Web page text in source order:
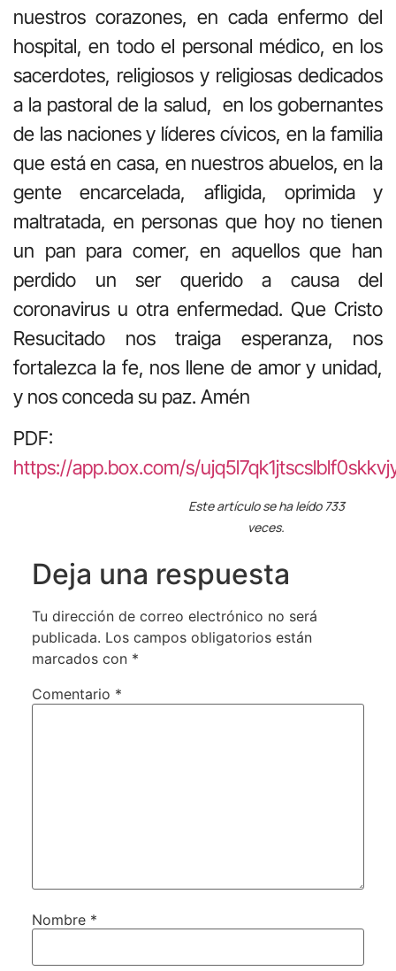
nuestros corazones, en cada enfermo del
hospital, en todo el personal médico, en los
sacerdotes, religiosos y religiosas dedicados
a la pastoral de la salud, en los gobernantes
de las naciones y líderes cívicos, en la familia
que está en casa, en nuestros abuelos, en la
gente encarcelada, afligida, oprimida y
maltratada, en personas que hoy no tienen
un pan para comer, en aquellos que han
perdido un ser querido a causa del
coronavirus u otra enfermedad. Que Cristo
Resucitado nos traiga esperanza, nos
fortalezca la fe, nos llene de amor y unidad,
y nos conceda su paz. Amén
PDF:
https://app.box.com/s/
Este artículo se ha leído 733
veces.
Deja una respuesta
Tu dirección de correo electrónico no será
publicada. Los campos obligatorios están
marcados con *
Comentario *
Nombre *